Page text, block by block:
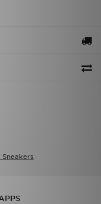
Sneakers